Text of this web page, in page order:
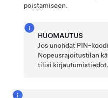
poistamiseen.
HUOMAUTUS
Jos unohdat PIN-
Nopeusrajoitustilan
tilisi kirjautumistiedot.